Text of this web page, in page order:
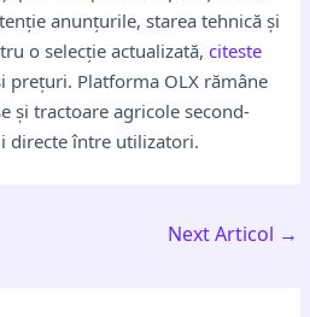
anunțurile, starea tehnică și
o selecție actualizată,citeste
prețuri. Platforma OLX rămâne
și tractoare agricole second-
directe între utilizatori.
Next Articol →